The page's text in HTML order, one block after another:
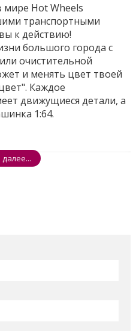
Hot Wheels
транспортными
к действию!
большого города с
очистительной
и менять цвет твоей
Каждое
движущиеся детали, а
1:64.